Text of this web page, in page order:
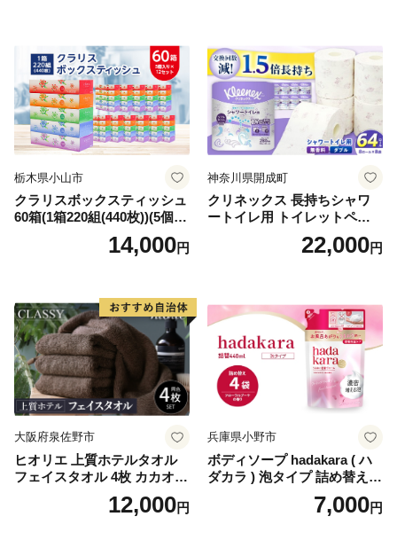
倶知安町 日用品
栃木県小山市
クラリスボックスティッシュ
60箱(1箱220組(440枚))(5個入
り×12セット)【1256759】
14,000円
神奈川県開成町
クリネックス 長持ちシャワ
ートイレ用 トイレットペー
パー（ダブル）64ロール(8ロ
ール×8パック) 開成町 トイレ
蓄 防災 エコ 消耗品 生活雑貨
生活用品 無香料 トイレット
ペーパー ダブル といれっと
ぺーぱー トイレ クレシア ト
イレットペーパー [BDBH002
-1]
22,000円
大阪府泉佐野市
ヒオリエ 上質ホテルタオル
フェイスタオル 4枚 カカオ
【タオル 泉州タオル 吸水 普
段使い 無地 シンプル 日用品
12,000円
兵庫県小野市
ボディソープ hadakara ( ハ
ダカラ ) 泡タイプ 詰め替え 4
40ml×4袋 ボディーソープ 泡
ボディソープ 泡 日用品 消耗
7,000円